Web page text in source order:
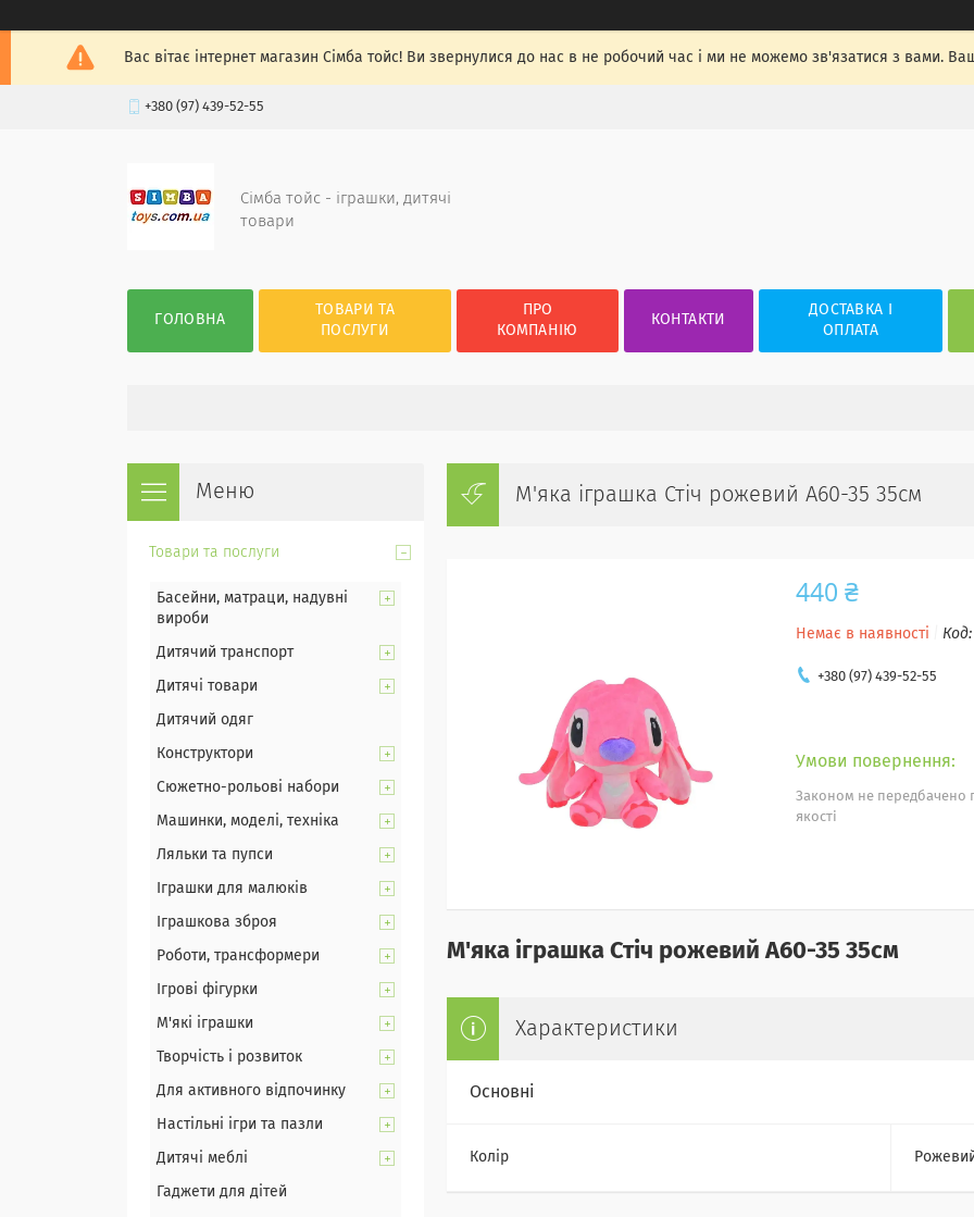
Вас вітає інтернет магазин Сімба тойс! Ви звернулися до нас в не робочий час і ми не можемо зв'язатися з вами.
+380 (97) 439-52-55
Сімба тойс - іграшки, дитячі
товари
ГОЛОВНА
ТОВАРИ ТА
ПОСЛУГИ
ПРО
КОМПАНІЮ
КОНТАКТИ
ДОСТАВКА І
ОПЛАТА
М'яка іграшка Стіч рожевий A60-35 35см
440 ₴
Немає в наявності
+380 (97) 439-52-55
Законом не передбачено
якості
М'яка іграшка Стіч рожевий A60-35 35см
Характеристики
Основні
Колір
Товари та послуги
Басейни, матраци, надувні
вироби
Дитячий транспорт
Дитячі товари
Дитячий одяг
Конструктори
Сюжетно-рольові набори
Машинки, моделі, техніка
Ляльки та пупси
Іграшки для малюків
Іграшкова зброя
Роботи, трансформери
Ігрові фігурки
М'які іграшки
Творчість і розвиток
Для активного відпочинку
Настільні ігри та пазли
Дитячі меблі
Гаджети для дітей